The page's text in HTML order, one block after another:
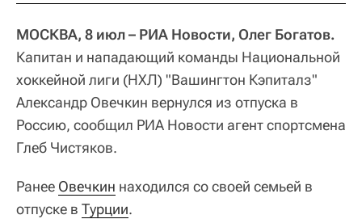
МОСКВА, 8 июл – РИА Новости, Олег Богатов.
Капитан и нападающий команды Национальной
хоккейной лиги (НХЛ) "Вашингтон Кэпиталз"
Александр Овечкин вернулся из отпуска в
Россию, сообщил РИА Новости агент спортсмена
Глеб Чистяков.
Ранее Овечкин находился со своей семьей в
отпуске в Турции.